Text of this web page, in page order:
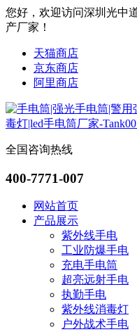
您好，欢迎访问深圳光中
产厂家！
天猫商店
京东商店
阿里商店
全国咨询热线
400-7771-007
网站首页
产品展示
紫外线手电
工业防爆手电
充电手电筒
超亮远射手电
执勤手电
紫外线消毒灯
户外战术手电